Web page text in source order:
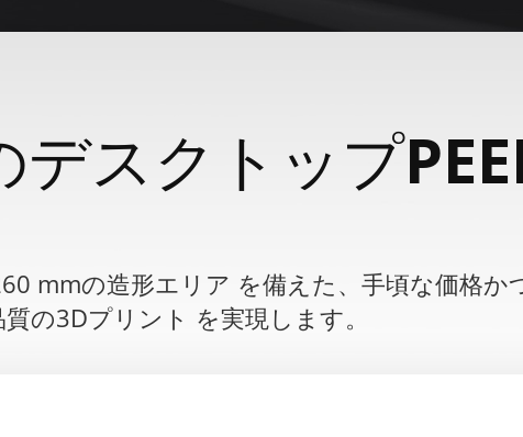
デスクトップ
mmの造形エリア を備えた、手頃な価格
の3Dプリント を実現します。